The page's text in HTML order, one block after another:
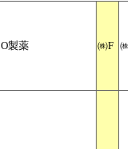
O製薬 ㈱F